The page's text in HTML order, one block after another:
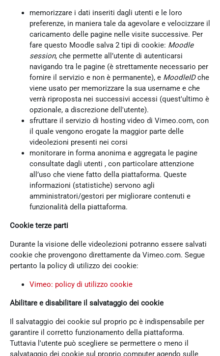
memorizzare i dati inseriti dagli utenti e le loro
preferenze, in maniera tale da agevolare e velocizzare il
caricamento delle pagine nelle visite successive. Per
fare questo Moodle salva 2 tipi di cookie: Moodle
session, che permette all’utente di autenticarsi
navigando tra le pagine (è strettamente necessario per
fornire il servizio e non è permanente), e MoodleIDche
viene usato per memorizzare la sua username e che
verrà riproposta nei successivi accessi (quest'ultimo è
opzionale, a discrezione dell'utente).
sfruttare il servizio di hosting video di Vimeo.com, con
il quale vengono erogate la maggior parte delle
videolezioni presenti nei corsi
monitorare in forma anonima e aggregata le pagine
consultate dagli utenti , con particolare attenzione
all’uso che viene fatto della piattaforma. Queste
informazioni (statistiche) servono agli
amministratori/gestori per migliorare contenuti e
funzionalità della piattaforma.
Cookie terze parti
Durante la visione delle videolezioni potranno essere salvati
cookie che provengono direttamente da Vimeo.com. Segue
pertanto la policy di utilizzo dei cookie:
Vimeo: policy di utilizzo cookie
Abilitare e disabilitare il salvataggio dei cookie
Il salvataggio dei cookie sul proprio pc è indispensabile per
garantire il corretto funzionamento della piattaforma.
Tuttavia l'utente può scegliere se permettere o meno il
salvataggio dei cookie sul proprio computer agendo sulle